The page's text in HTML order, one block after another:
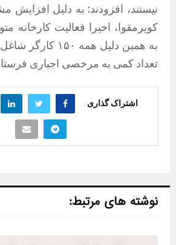
نیستند، افزودند: به دلیل افزایش
کویرمقوا، اخیرا فعالیت
به همین دلیل همه
تعداد کمی به مرخصی اجباری
اشتراک گذاری
نوشته های مرتبط: